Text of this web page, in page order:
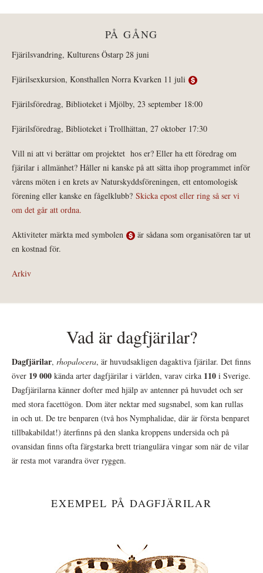
PÅ GÅNG
Fjärilsvandring, Kulturens Östarp 28 juni
Fjärilsexkursion, Konsthallen Norra Kvarken 11 juli
Fjärilsföredrag, Biblioteket i Mjölby, 23 september 18:00
Fjärilsföredrag, Biblioteket i Trollhättan, 27 oktober 17:30
Vill ni att vi berättar om projektet hos er? Eller ha ett föredrag om
fjärilar i allmänhet? Håller ni kanske på att sätta ihop programmet inför
vårens möten i en krets av Naturskyddsföreningen, ett entomologisk
förening eller kanske en fågelklubb? Skicka epost eller ring så ser vi
om det går att ordna.
Aktiviteter märkta med symbolen
är sådana som organisatören tar ut
en kostnad för.
Arkiv
Vad är dagfjärilar?
Dagfjärilar, rhopalocera, är huvudsakligen dagaktiva fjärilar. Det finns
över 19 000 kända arter dagfjärilar i världen, varav cirka 110 i Sverige.
Dagfjärilarna känner dofter med hjälp av antenner på huvudet och ser
med stora facettögon. Dom äter nektar med sugsnabel, som kan rullas
in och ut. De tre benparen (två hos Nymphalidae, där är första benparet
tillbakabildat!) återfinns på den slanka kroppens undersida och på
ovansidan finns ofta färgstarka brett triangulära vingar som när de vilar
är resta mot varandra över ryggen.
EXEMPEL PÅ DAGFJÄRILAR